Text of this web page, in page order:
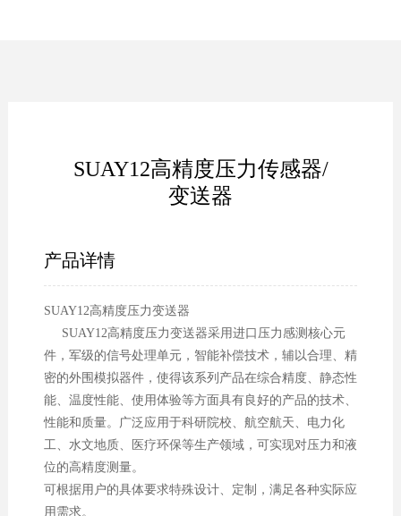
SUAY12高精度压力传感器/
变送器
产品详情
SUAY12高精度压力变送器
SUAY12高精度压力变送器采用进口压力感测核心元
件，军级的信号处理单元，智能补偿技术，辅以合理、精
密的外围模拟器件，使得该系列产品在综合精度、静态性
能、温度性能、使用体验等方面具有良好的产品的技术、
性能和质量。广泛应用于科研院校、航空航天、电力化
工、水文地质、医疗环保等生产领域，可实现对压力和液
位的高精度测量。
可根据用户的具体要求特殊设计、定制，满足各种实际应
用需求。